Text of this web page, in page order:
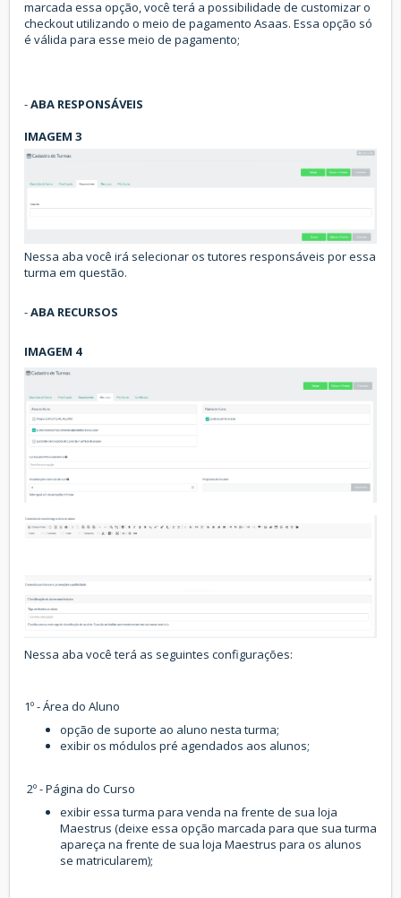
marcada essa opção, você terá a possibilidade de customizar o
checkout utilizando o meio de pagamento Asaas. Essa opção só
é válida para esse meio de pagamento;
-ABA RESPONSÁVEIS
IMAGEM 3
Nessa aba você irá selecionar os tutores responsáveis por essa
turma em questão.
-ABA RECURSOS
IMAGEM 4
Nessa aba você terá as seguintes configurações:
1º - Área do Aluno
opção de suporte ao aluno nesta turma;
exibir os módulos pré agendados aos alunos;
2º - Página do Curso
exibir essa turma para venda na frente de sua loja
Maestrus (deixe essa opção marcada para que sua turma
apareça na frente de sua loja Maestrus para os alunos
se matricularem);